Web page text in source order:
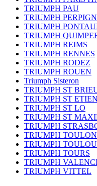
TRIUMPH PAU
TRIUMPH
TRIUMPH
TRIUMPH
TRIUMPH REIMS
TRIUMPH RENNES
TRIUMPH RODEZ
TRIUMPH ROUEN
Triumph Sisteron
TRIUMPH ST
TRIUMPH ST
TRIUMPH ST LO
TRIUMPH ST
TRIUMPH
TRIUMPH TOULON
TRIUMPH
TRIUMPH TOURS
TRIUMPH
TRIUMPH VITTEL